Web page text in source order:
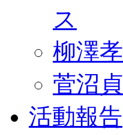
ス
柳澤
菅沼
活動報告